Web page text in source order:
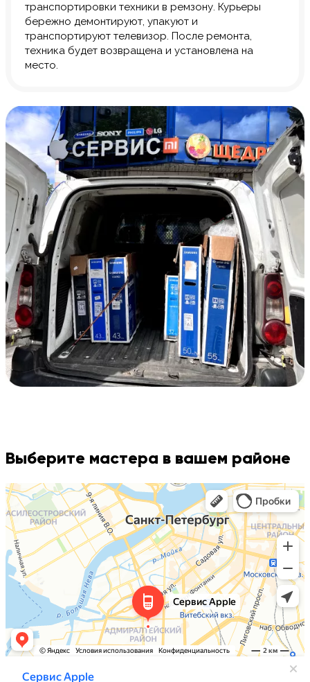
транспортировки техники в ремзону. Курьеры
бережно демонтируют, упакуют и
транспортируют телевизор. После ремонта,
техника будет возвращена и установлена на
место.
Выберите мастера в вашем районе